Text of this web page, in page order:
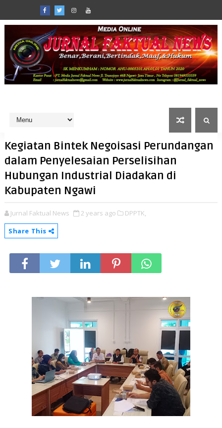
Kegiatan Bintek Negoisasi Perundangan
dalam Penyelesaian Perselisihan
Hubungan Industrial Diadakan di
Kabupaten Ngawi
Jurnal Faktual News 2 years ago
DPPTK,
Share This